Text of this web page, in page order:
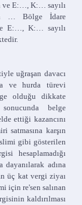
E:…, K:… sayılı
… Bölge İdare
E:…, K:… sayılı
uğraşan davacı
ve hurda türevi
olduğu dikkate
belge
ettiği kazancını
satmasına karşın
gibi gösterilen
hesaplamadığı
adına
üç kat vergi ziyaı
için re'sen salınan
kaldırılması